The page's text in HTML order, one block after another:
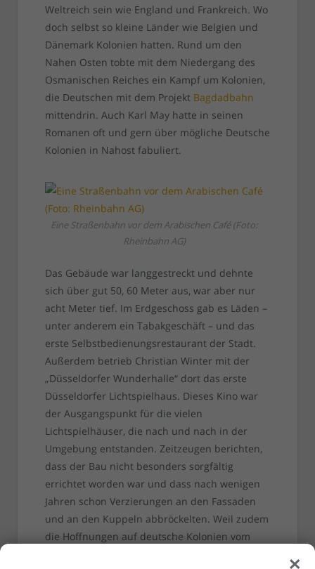
Weltreich sein wie England und Frankreich. Wo
doch selbst so kleine Länder wie Belgien und
Dänemark Kolonien hatten. Rund um den
Nahen Osten tobte mit dem Niedergang des
Osmanischen Reiches ein Kampf um Kolonien,
die Deutschen mit dem Projekt Bagdadbahn
mittendrin. Auch Karl May hatte in seinen
Romanen oft und gern über mögliche Deutsche
Kolonien in Nahost fabuliert.
Eine Straßenbahn vor dem Arabischen Café (Foto:
Rheinbahn AG)
Das Gebäude war langgestreckt und dehnte
sich über gut 50, 60 Meter aus, war aber nur
acht Meter tief. Im Erdgeschoss gab es Läden –
unter anderem ein Tabakgeschäft – und das
erste Selbstbedienungsrestaurant der Stadt.
Außerdem betrieb Christian Winter mit der
„Düsseldorfer Wunderhalle“ dort das erste
Düsseldorfer Lichtspielhaus. Dieses Kino war
der Ausgangspunkt für die vielen
Lichtspielhäuser, die nach und nach in der
Umgebung entstanden. Zeitzeugen berichten,
dass der Bau nicht besonders sorgfältig
errichtet worden war und dass nach wenigen
Jahren schon Verzierungen an den Fassaden
und an den Kuppeln abbröckelten. Weil zudem
die Hoffnungen auf deutsche Kolonien vom
×